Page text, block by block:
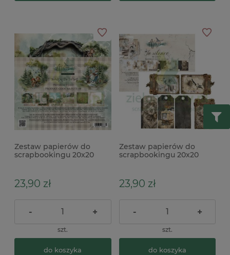
Zestaw papierów do
scrapbookingu 20x20
23,90 zł
- +
szt.
do koszyka
Zestaw papierów do
scrapbookingu 20x20
23,90 zł
- +
szt.
do koszyka